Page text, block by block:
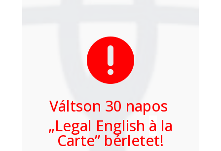

Váltson 30 napos
„Legal English à la
Carte” bérletet!